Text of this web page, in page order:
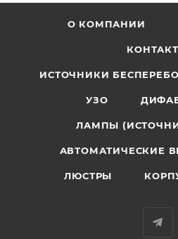
О КОМПАНИИ
ИСТОЧНИКИ
УЗО
ЛАМПЫ
АВТОМАТИЧЕСКИЕ
ЛЮСТРЫ